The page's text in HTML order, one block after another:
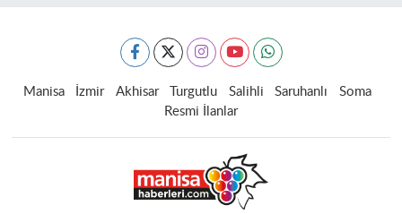
Manisa İzmir Akhisar Turgutlu Salihli Saruhanlı
Soma
Resmi İlanlar